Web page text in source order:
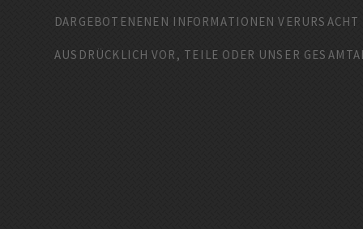
DARGEBOTENENEN INFORMATIONEN
AUSDRÜCKLICH VOR, TEILE ODER UNSER